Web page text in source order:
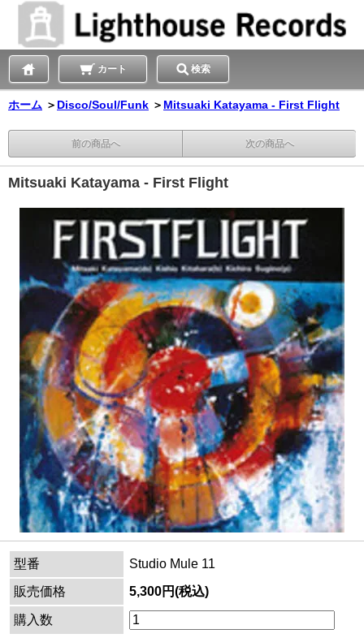
カート 検索
ホーム ＞ Disco/Soul/Funk ＞ Mitsuaki Katayama - First Flight
前の商品へ 次の商品へ
Mitsuaki Katayama - First Flight
型番
Studio Mule 11
販売価格
5,300円(税込)
購入数